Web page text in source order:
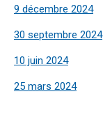
9 décembre 2024
30 septembre 2024
10 juin 2024
25 mars 2024